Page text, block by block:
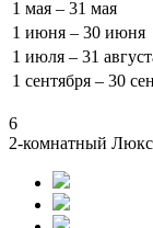
1 мая – 31 мая
1 июня – 30 июня
1 июля – 31
1 сентября – 30
6
2-комнатный